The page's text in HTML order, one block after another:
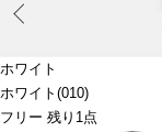
ホワイト
ホワイト(010)
フリー 残り1点